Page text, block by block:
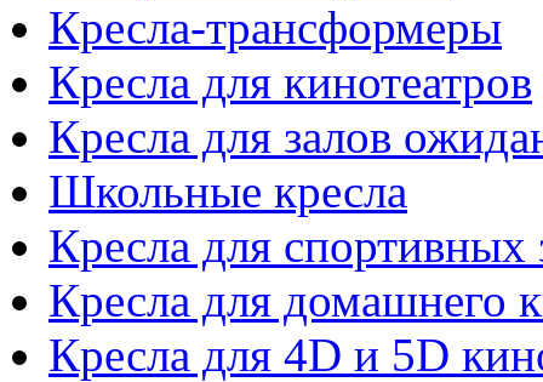
Кресла-трансформеры
Кресла для кинотеатров
Кресла для залов
Школьные кресла
Кресла для спортивных
Кресла для домашнего
Кресла для 4D и 5D